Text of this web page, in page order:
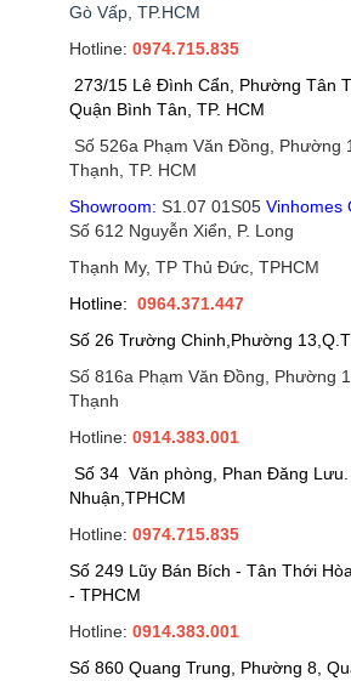
Gò Vấp, TP.HCM
Hotline: 0974.715.835
273/15 Lê Đình Cẩn, Phường Tân
Quận Bình Tân, TP. HCM
Số 526a Phạm Văn Đồng, Phường
Thạnh, TP. HCM
Showroom: S1.07 01S05 Vinhomes
Số 612 Nguyễn Xiển, P. Long
Thạnh My, TP Thủ Đức, TPHCM
Hotline: 0964.371.447
Số 26 Trường Chinh,Phường
Số 816a Phạm Văn Đồng, Phường
Thạnh
Hotline: 0914.383.001
Số 34 Văn phòng, Phan Đăng Lưu.
Nhuận,TPHCM
Hotline: 0974.715.835
Số 249 Lũy Bán Bích - Tân Thới
- TPHCM
Hotline: 0914.383.001
Số 860 Quang Trung, Phường 8,